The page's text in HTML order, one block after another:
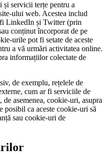
servicii terțe pentru a
ului web. Acestea includ
LinkedIn și Twitter (prin
conținut încorporat de pe
urile pot fi setate de aceste
a vă urmări activitatea online.
informațiilor colectate de
de exemplu, rețelele de
cum ar fi serviciile de
asemenea, cookie-uri, asupra
posibil ca aceste cookie-uri să
sau cookie-uri de